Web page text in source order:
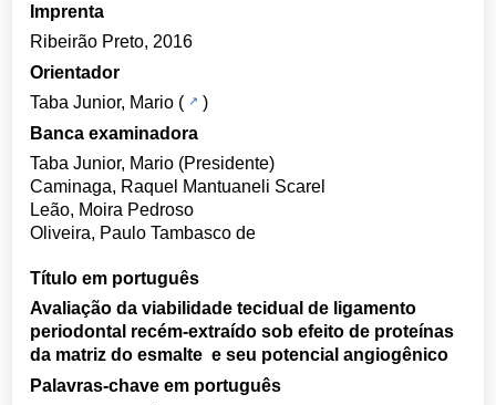
Imprenta
Ribeirão Preto, 2016
Orientador
Taba Junior, Mario (
)
Banca examinadora
Taba Junior, Mario (Presidente)
Caminaga, Raquel Mantuaneli Scarel
Leão, Moira Pedroso
Oliveira, Paulo Tambasco de
Título em português
Avaliação da viabilidade tecidual de ligamento
periodontal recém-extraído sob efeito de proteínas
da matriz do esmalte e seu potencial angiogênico
Palavras-chave em português